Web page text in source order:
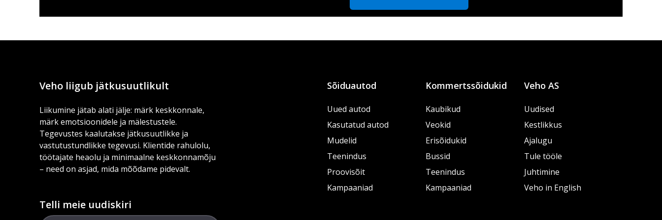
Veho liigub jätkusuutlikult
Liikumine jätab alati jälje: märk keskkonnale,
märk emotsioonidele ja mälestustele.
Tegevustes kaalutakse jätkusuutlikke ja
vastutustundlikke tegevusi. Klientide rahulolu,
töötajate heaolu ja minimaalne keskkonnamõju
– need on asjad, mida mõõdame pidevalt.
Telli meie uudiskiri
Sõiduautod
Uued autod
Kasutatud autod
Mudelid
Teenindus
Proovisõit
Kampaaniad
Kommertssõidukid
Kaubikud
Veokid
Erisõidukid
Bussid
Teenindus
Kampaaniad
Veho AS
Uudised
Kestlikkus
Ajalugu
Tule tööle
Juhtimine
Veho in English